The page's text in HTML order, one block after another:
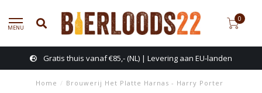
MENU
0
Gratis thuis vanaf €85,- (NL) | Levering aan EU-landen
Home / Brouwerij Het Platte Harnas - Harry Porter